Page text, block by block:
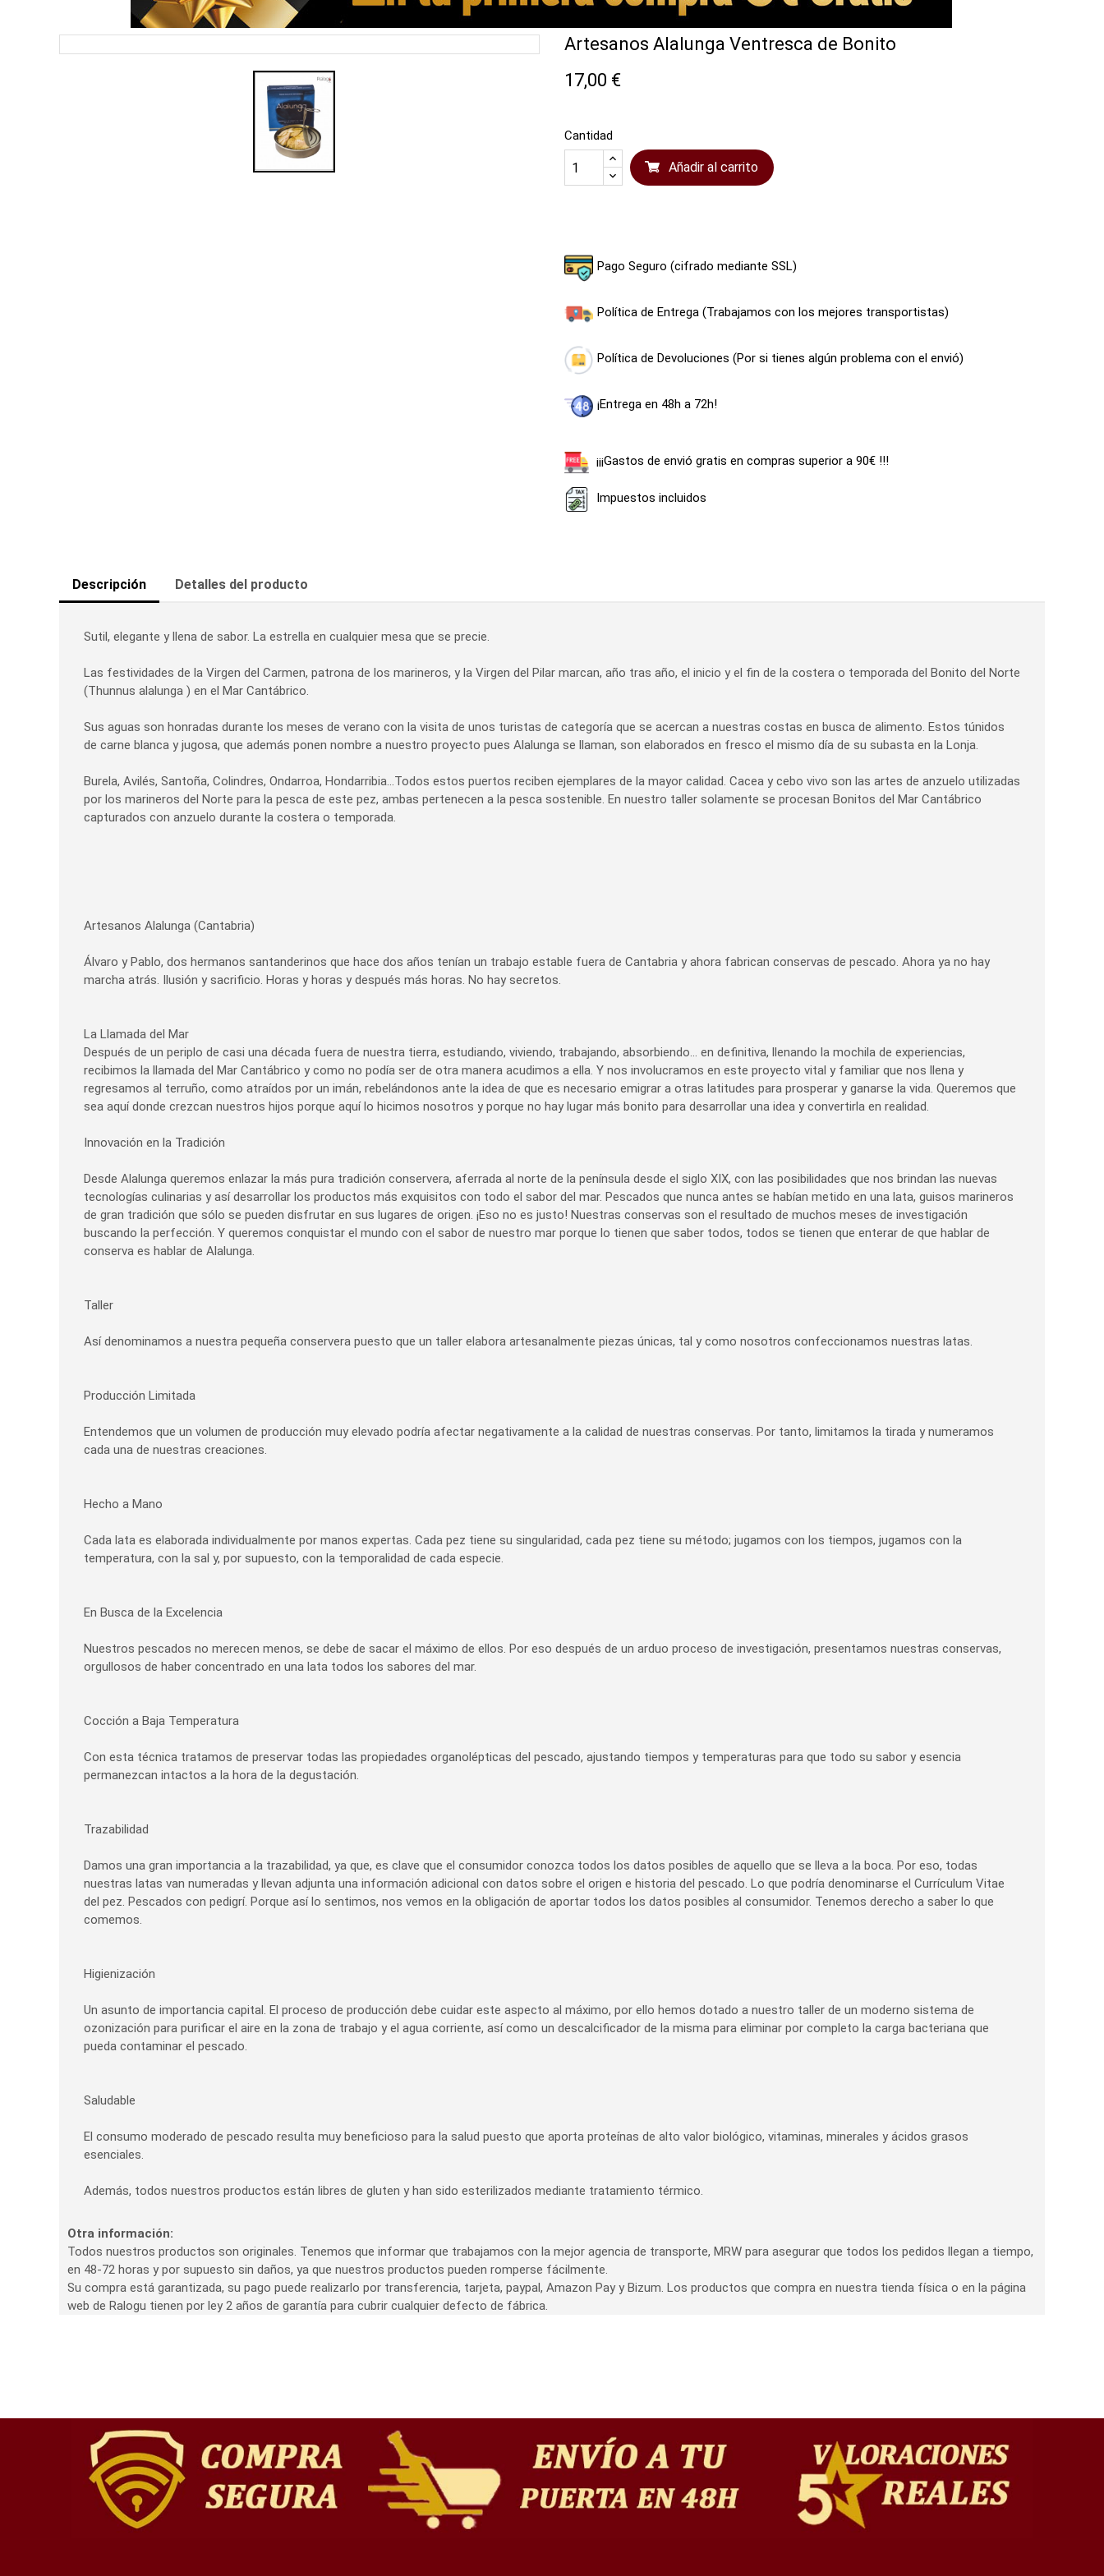
Artesanos Alalunga Ventresca de Bonito
17,00 €
Cantidad
Añadir al carrito
Pago Seguro (cifrado mediante SSL)
Política de Entrega (Trabajamos con los mejores transportistas)
Política de Devoluciones (Por si tienes algún problema con el envió)
¡Entrega en 48h a 72h!
¡¡¡Gastos de envió gratis en compras superior a 90€ !!!
Impuestos incluidos
Descripción Detalles del producto
Sutil, elegante y llena de sabor. La estrella en cualquier mesa que se precie.
Las festividades de la Virgen del Carmen, patrona de los marineros, y la Virgen del Pilar marcan, año tras año, el inicio y el fin de la costera o temporada del Bonito del Norte
(Thunnus alalunga ) en el Mar Cantábrico.
Sus aguas son honradas durante los meses de verano con la visita de unos turistas de categoría que se acercan a nuestras costas en busca de alimento. Estos túnidos
de carne blanca y jugosa, que además ponen nombre a nuestro proyecto pues Alalunga se llaman, son elaborados en fresco el mismo día de su subasta en la Lonja.
Burela, Avilés, Santoña, Colindres, Ondarroa, Hondarribia…Todos estos puertos reciben ejemplares de la mayor calidad. Cacea y cebo vivo son las artes de anzuelo utilizadas
por los marineros del Norte para la pesca de este pez, ambas pertenecen a la pesca sostenible. En nuestro taller solamente se procesan Bonitos del Mar Cantábrico
capturados con anzuelo durante la costera o temporada.
Artesanos Alalunga (Cantabria)
Álvaro y Pablo, dos hermanos santanderinos que hace dos años tenían un trabajo estable fuera de Cantabria y ahora fabrican conservas de pescado. Ahora ya no hay
marcha atrás. Ilusión y sacrificio. Horas y horas y después más horas. No hay secretos.
La Llamada del Mar
Después de un periplo de casi una década fuera de nuestra tierra, estudiando, viviendo, trabajando, absorbiendo… en definitiva, llenando la mochila de experiencias,
recibimos la llamada del Mar Cantábrico y como no podía ser de otra manera acudimos a ella. Y nos involucramos en este proyecto vital y familiar que nos llena y
regresamos al terruño, como atraídos por un imán, rebelándonos ante la idea de que es necesario emigrar a otras latitudes para prosperar y ganarse la vida. Queremos que
sea aquí donde crezcan nuestros hijos porque aquí lo hicimos nosotros y porque no hay lugar más bonito para desarrollar una idea y convertirla en realidad.
Innovación en la Tradición
Desde Alalunga queremos enlazar la más pura tradición conservera, aferrada al norte de la península desde el siglo XIX, con las posibilidades que nos brindan las nuevas
tecnologías culinarias y así desarrollar los productos más exquisitos con todo el sabor del mar. Pescados que nunca antes se habían metido en una lata, guisos marineros
de gran tradición que sólo se pueden disfrutar en sus lugares de origen. ¡Eso no es justo! Nuestras conservas son el resultado de muchos meses de investigación
buscando la perfección. Y queremos conquistar el mundo con el sabor de nuestro mar porque lo tienen que saber todos, todos se tienen que enterar de que hablar de
conserva es hablar de Alalunga.
Taller
Así denominamos a nuestra pequeña conservera puesto que un taller elabora artesanalmente piezas únicas, tal y como nosotros confeccionamos nuestras latas.
Producción Limitada
Entendemos que un volumen de producción muy elevado podría afectar negativamente a la calidad de nuestras conservas. Por tanto, limitamos la tirada y numeramos
cada una de nuestras creaciones.
Hecho a Mano
Cada lata es elaborada individualmente por manos expertas. Cada pez tiene su singularidad, cada pez tiene su método; jugamos con los tiempos, jugamos con la
temperatura, con la sal y, por supuesto, con la temporalidad de cada especie.
En Busca de la Excelencia
Nuestros pescados no merecen menos, se debe de sacar el máximo de ellos. Por eso después de un arduo proceso de investigación, presentamos nuestras conservas,
orgullosos de haber concentrado en una lata todos los sabores del mar.
Cocción a Baja Temperatura
Con esta técnica tratamos de preservar todas las propiedades organolépticas del pescado, ajustando tiempos y temperaturas para que todo su sabor y esencia
permanezcan intactos a la hora de la degustación.
Trazabilidad
Damos una gran importancia a la trazabilidad, ya que, es clave que el consumidor conozca todos los datos posibles de aquello que se lleva a la boca. Por eso, todas
nuestras latas van numeradas y llevan adjunta una información adicional con datos sobre el origen e historia del pescado. Lo que podría denominarse el Currículum Vitae
del pez. Pescados con pedigrí. Porque así lo sentimos, nos vemos en la obligación de aportar todos los datos posibles al consumidor. Tenemos derecho a saber lo que
comemos.
Higienización
Un asunto de importancia capital. El proceso de producción debe cuidar este aspecto al máximo, por ello hemos dotado a nuestro taller de un moderno sistema de
ozonización para purificar el aire en la zona de trabajo y el agua corriente, así como un descalcificador de la misma para eliminar por completo la carga bacteriana que
pueda contaminar el pescado.
Saludable
El consumo moderado de pescado resulta muy beneficioso para la salud puesto que aporta proteínas de alto valor biológico, vitaminas, minerales y ácidos grasos
esenciales.
Además, todos nuestros productos están libres de gluten y han sido esterilizados mediante tratamiento térmico.
Otra información:
Todos nuestros productos son originales. Tenemos que informar que trabajamos con la mejor agencia de transporte, MRW para asegurar que todos los pedidos llegan a tiempo,
en 48-72 horas y por supuesto sin daños, ya que nuestros productos pueden romperse fácilmente.
Su compra está garantizada, su pago puede realizarlo por transferencia, tarjeta, paypal, Amazon Pay y Bizum. Los productos que compra en nuestra tienda física o en la página
web de Ralogu tienen por ley 2 años de garantía para cubrir cualquier defecto de fábrica.